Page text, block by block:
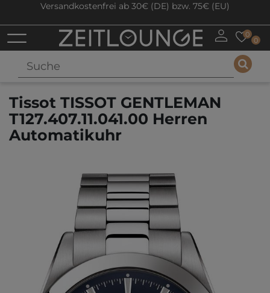
Versandkostenfrei ab 30€ (DE) bzw. 75€ (EU)
0
0
Tissot TISSOT GENTLEMAN
T127.407.11.041.00 Herren
Automatikuhr